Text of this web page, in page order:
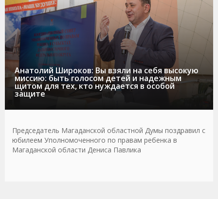
Анатолий Широков: Вы взяли на себя высокую
миссию: быть голосом детей и надежным
щитом для тех, кто нуждается в особой
защите
Председатель Магаданской областной Думы поздравил с
юбилеем Уполномоченного по правам ребенка в
Магаданской области Дениса Павлика